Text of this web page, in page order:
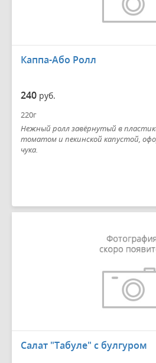
Каппа-Або Ролл
240 руб.
220г
Нежный ролл завёрнутый в
томатом и пекинской капустой,
чука.
Салат "Табуле" с булгуром